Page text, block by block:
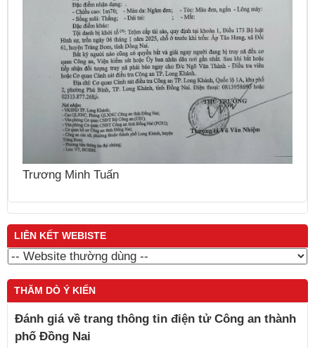
Nguyễn Thái Cung
LIÊN KẾT WEBISTE
THĂM DÒ Ý KIẾN
Đánh giá về trang thông tin điện tử Công an thành
phố Đồng Nai